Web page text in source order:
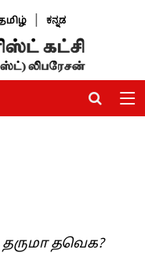
ಕನ್ನಡ
தவெக?